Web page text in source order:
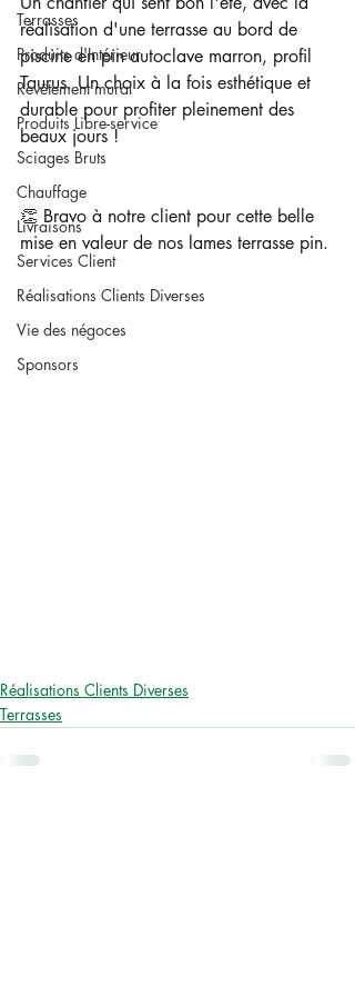
Terrasses
Produits d'Intérieur
Revêtement mural
Produits Libre-service
Sciages Bruts
Chauffage
Livraisons
Services Client
Réalisations Clients Diverses
Vie des négoces
Sponsors
réalisation d'une terrasse au bord de
piscine en pin autoclave marron, profil
Taurus. Un choix à la fois esthétique et
durable pour profiter pleinement des
beaux jours !
👏 Bravo à notre client pour cette belle
mise en valeur de nos lames terrasse pin.
Réalisations Clients Diverses
Terrasses